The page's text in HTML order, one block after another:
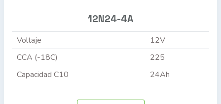
12N24-4A
Voltaje
12V
CCA (-18C)
225
Capacidad C10
24Ah